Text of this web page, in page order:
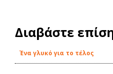
Διαβάστε
Ένα γλυκό για το τέλος